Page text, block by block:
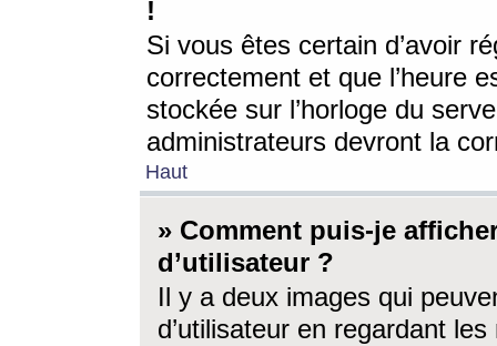
!
Si vous êtes certain d’avoir
correctement et que l’heure
stockée sur l’horloge du
administrateurs devront la
Haut
» Comment puis-je
d’utilisateur ?
Il y a deux images qui
d’utilisateur en regardant